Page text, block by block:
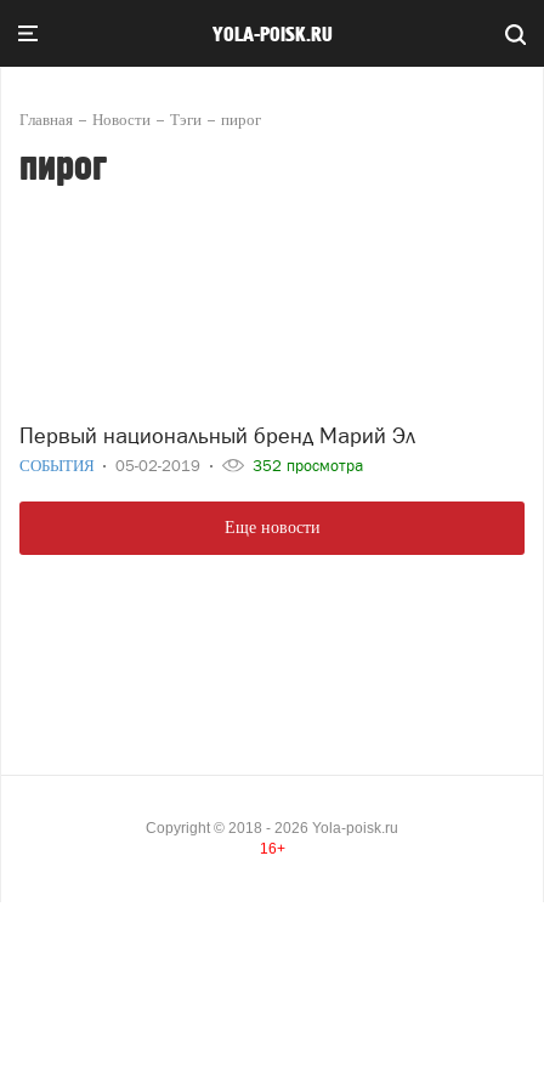
YOLA-POISK.RU
Главная Новости Тэги пирог
пирог
Первый национальный бренд Марий Эл
СОБЫТИЯ 05-02-2019 352 просмотра
Еще новости
Copyright © 2018 - 2026 Yola-poisk.ru
16+